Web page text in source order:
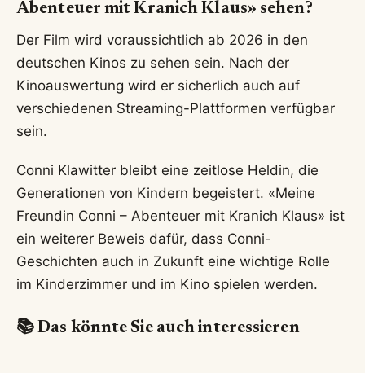
Abenteuer mit Kranich Klaus» sehen?
Der Film wird voraussichtlich ab 2026 in den
deutschen Kinos zu sehen sein. Nach der
Kinoauswertung wird er sicherlich auch auf
verschiedenen Streaming-Plattformen verfügbar
sein.
Conni Klawitter bleibt eine zeitlose Heldin, die
Generationen von Kindern begeistert. «Meine
Freundin Conni – Abenteuer mit Kranich Klaus» ist
ein weiterer Beweis dafür, dass Conni-
Geschichten auch in Zukunft eine wichtige Rolle
im Kinderzimmer und im Kino spielen werden.
📚 Das könnte Sie auch interessieren